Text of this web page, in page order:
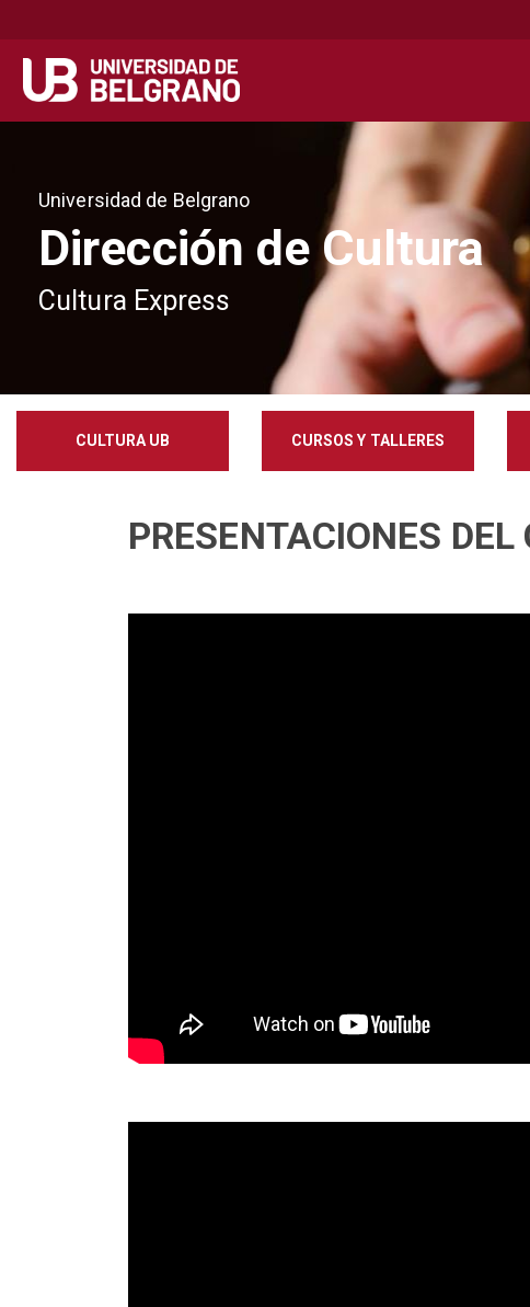
Secondary
navigation
Navegación principal
Universidad de Belgrano
Dirección de Cultura
Cultura Express
CULTURA UB CURSOS Y TALLERES
PRESENTACIONES DEL